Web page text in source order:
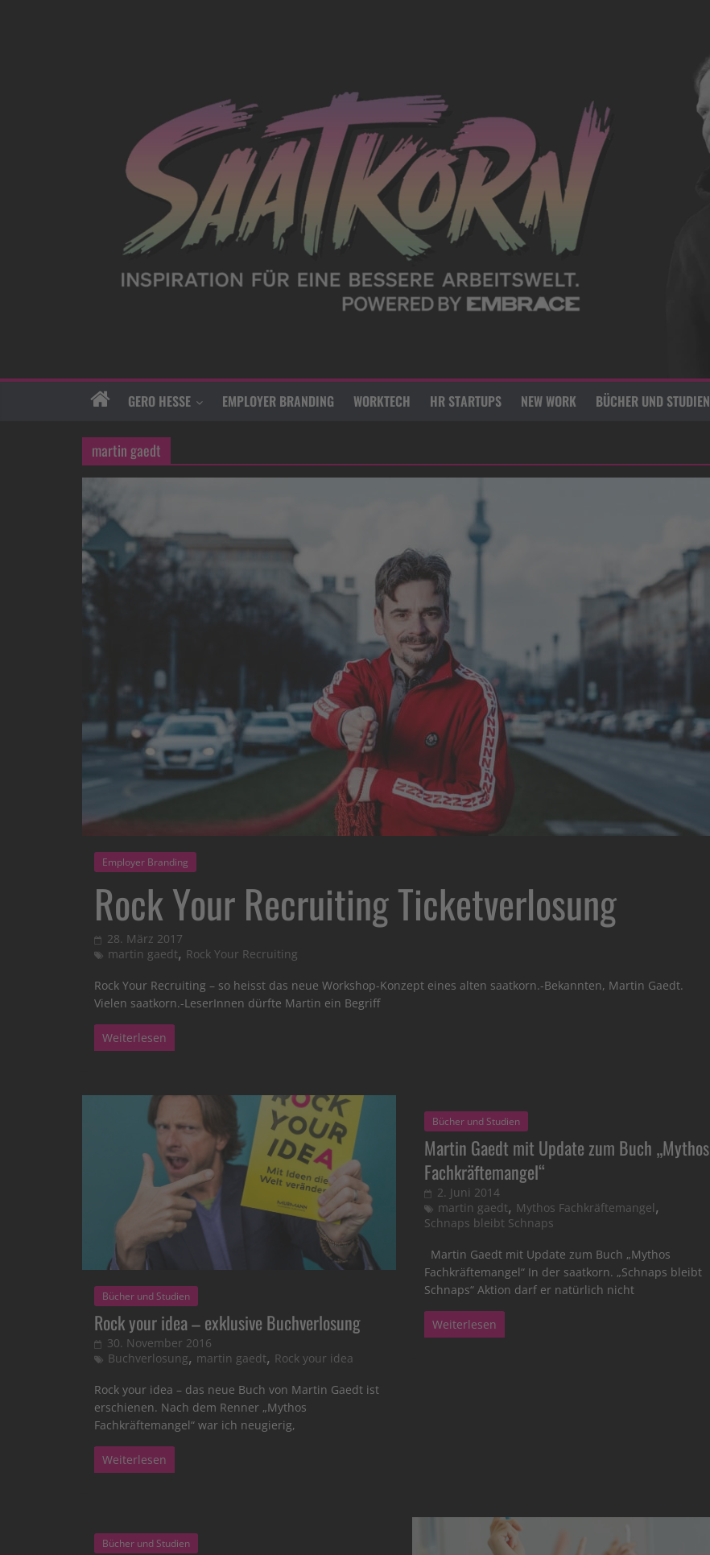
GERO HESSE EMPLOYER BRANDING WORKTECH HR STARTUPS NEW WORK BÜCHER UND STUDIEN
martin gaedt
Employer Branding
Rock Your Recruiting Ticketverlosung
28. März 2017
martin gaedt, Rock Your Recruiting
Rock Your Recruiting – so heisst das neue Workshop-Konzept eines alten saatkorn.-Bekannten, Martin Gaedt.
Vielen saatkorn.-LeserInnen dürfte Martin ein Begriff
Weiterlesen
Bücher und Studien
Rock your idea – exklusive Buchverlosung
30. November 2016
Buchverlosung, martin gaedt, Rock your idea
Rock your idea – das neue Buch von Martin Gaedt ist
erschienen. Nach dem Renner „Mythos
Fachkräftemangel“ war ich neugierig,
Weiterlesen
Bücher und Studien
Martin Gaedt mit Update zum Buch „Mythos
Fachkräftemangel“
2. Juni 2014
martin gaedt, Mythos Fachkräftemangel,
Schnaps bleibt Schnaps
Martin Gaedt mit Update zum Buch „Mythos
Fachkräftemangel“ In der saatkorn. „Schnaps bleibt
Schnaps“ Aktion darf er natürlich nicht
Weiterlesen
Bücher und Studien